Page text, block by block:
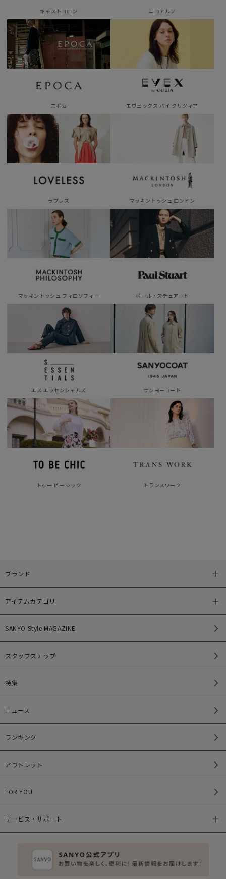
キャストコロン エコアルフ
エポカ エヴェックス バイ クリツィア
ラブレス マッキントッシュ ロンドン
マッキントッシュ フィロソフィー ポール・スチュアート
エス エッセンシャルズ サンヨーコート
トゥー ビー シック トランスワーク
ブランド
アイテムカテゴリ
SANYO Style MAGAZINE
スタッフスナップ
特集
ニュース
ランキング
アウトレット
FOR YOU
サービス・サポート